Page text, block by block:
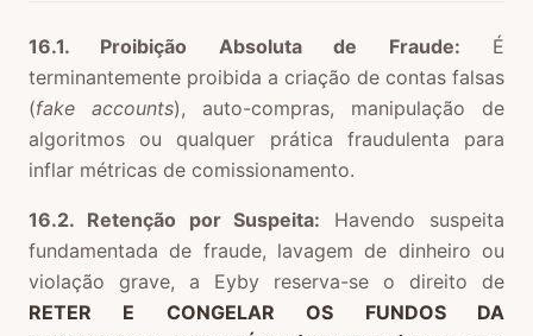
16.1. Proibição Absoluta de Fraude: É
terminantemente proibida a criação de contas falsas
(fake accounts), auto-compras, manipulação de
algoritmos ou qualquer prática fraudulenta para
inflar métricas de comissionamento.
16.2. Retenção por Suspeita: Havendo suspeita
fundamentada de fraude, lavagem de dinheiro ou
violação grave, a Eyby reserva-se o direito de
RETER E CONGELAR OS FUNDOS DA